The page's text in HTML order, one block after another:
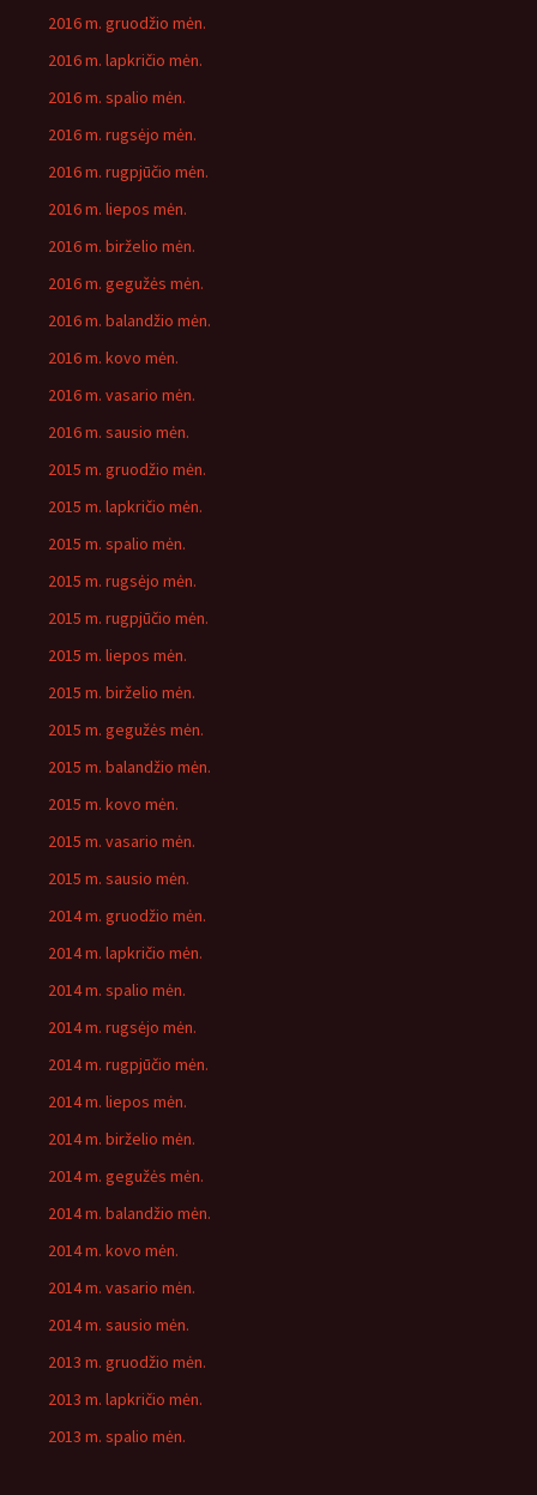
2016 m. gruodžio mėn.
2016 m. lapkričio mėn.
2016 m. spalio mėn.
2016 m. rugsėjo mėn.
2016 m. rugpjūčio mėn.
2016 m. liepos mėn.
2016 m. birželio mėn.
2016 m. gegužės mėn.
2016 m. balandžio mėn.
2016 m. kovo mėn.
2016 m. vasario mėn.
2016 m. sausio mėn.
2015 m. gruodžio mėn.
2015 m. lapkričio mėn.
2015 m. spalio mėn.
2015 m. rugsėjo mėn.
2015 m. rugpjūčio mėn.
2015 m. liepos mėn.
2015 m. birželio mėn.
2015 m. gegužės mėn.
2015 m. balandžio mėn.
2015 m. kovo mėn.
2015 m. vasario mėn.
2015 m. sausio mėn.
2014 m. gruodžio mėn.
2014 m. lapkričio mėn.
2014 m. spalio mėn.
2014 m. rugsėjo mėn.
2014 m. rugpjūčio mėn.
2014 m. liepos mėn.
2014 m. birželio mėn.
2014 m. gegužės mėn.
2014 m. balandžio mėn.
2014 m. kovo mėn.
2014 m. vasario mėn.
2014 m. sausio mėn.
2013 m. gruodžio mėn.
2013 m. lapkričio mėn.
2013 m. spalio mėn.